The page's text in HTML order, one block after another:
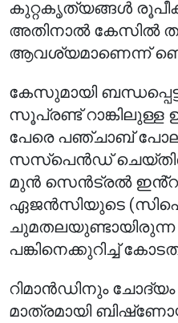
കുറ്റകൃത്യങ്ങൾ
അതിനാൽ കേസിൽ
ആവശ്യമാണെന്ന്
കേസുമായി
സൂപ്രണ്ട് റാങ്കിലുള്ള
പേരെ പഞ്ചാബ്
സസ്പെൻഡ്
മുൻ സെൻട്രൽ
ഏജൻസിയുടെ
ചുമതലയുണ്ടായിരുന്ന
പങ്കിനെക്കുറിച്ച്
റിമാൻഡിനും
മാത്രമായി